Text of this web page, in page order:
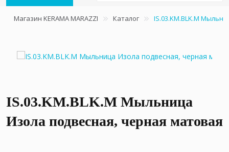
Магазин KERAMA MARAZZI Каталог IS.03.KM.BLK.M
IS.03.KM.BLK.M Мыльница
Изола подвесная, черная матовая